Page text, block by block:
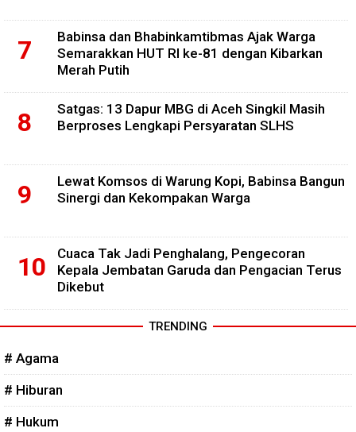
Babinsa dan Bhabinkamtibmas Ajak Warga
Semarakkan HUT RI ke-81 dengan Kibarkan
Merah Putih
Satgas: 13 Dapur MBG di Aceh Singkil Masih
Berproses Lengkapi Persyaratan SLHS
Lewat Komsos di Warung Kopi, Babinsa Bangun
Sinergi dan Kekompakan Warga
Cuaca Tak Jadi Penghalang, Pengecoran
Kepala Jembatan Garuda dan Pengacian Terus
Dikebut
TRENDING
# Agama
# Hiburan
# Hukum